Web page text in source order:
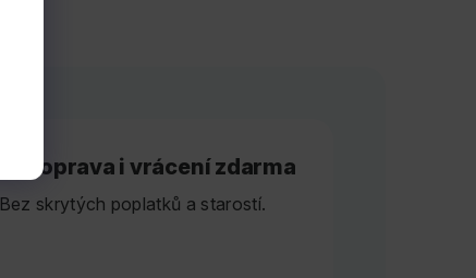
🚚 Doprava i vrácení zdarma
Bez skrytých poplatků a starostí.